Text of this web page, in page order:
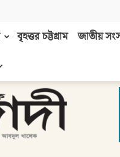
বৃহত্তর চট্টগ্রাম জাতীয়